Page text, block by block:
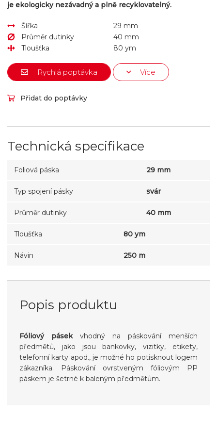
je ekologicky nezávadný a plně recyklovatelný.
Šířka
29 mm
Průměr dutinky
40 mm
Tloušťka
80 ym
Rychlá poptávka Více
Přidat do poptávky
Technická specifikace
Foliová páska 29 mm
Typ spojení pásky svár
Průměr dutinky 40 mm
Tloušťka 80 ym
Návin 250 m
Popis produktu
Fóliový pásek vhodný na páskování menších
předmětů, jako jsou bankovky, vizitky, etikety,
telefonní karty apod., je možné ho potisknout logem
zákazníka. Páskování ovrstveným fóliovým PP
páskem je šetrné k baleným předmětům.